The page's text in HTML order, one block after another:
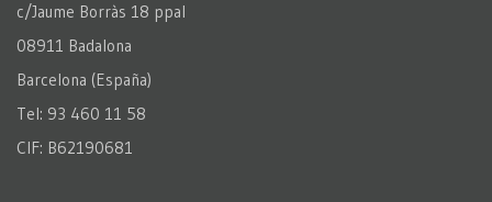
c/Jaume Borràs 18 ppal
08911 Badalona
Barcelona (España)
Tel: 93 460 11 58
CIF: B62190681